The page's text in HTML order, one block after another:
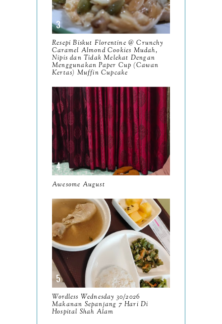
December19
November 12
October10
September13
August9
July 12
June5
May
April13
March11
February9
January
202393
December
November 8
October11
Resepi Biskut Florentine @ Crunchy
Caramel Almond Cookies Mudah,
Nipis dan Tidak Melekat Dengan
Menggunakan Paper Cup (Cawan
Kertas) Muffin Cupcake
Awesome August
Wordless Wednesday 30/2026
Makanan Sepanjang 7 Hari Di
Hospital Shah Alam